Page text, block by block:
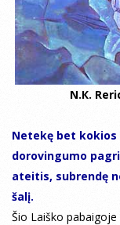
N.К.
Netekę bet
dorovingumo
ateitis, subrendę
šalį.
Šio Laiško